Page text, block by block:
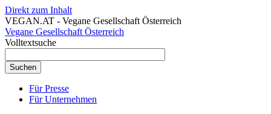
Direkt zum Inhalt
VEGAN.AT - Vegane Gesellschaft Österreich
Vegane Gesellschaft Österreich
Volltextsuche
Für Presse
Für Unternehmen